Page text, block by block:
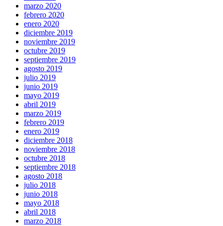
marzo 2020
febrero 2020
enero 2020
diciembre 2019
noviembre 2019
octubre 2019
septiembre 2019
agosto 2019
julio 2019
junio 2019
mayo 2019
abril 2019
marzo 2019
febrero 2019
enero 2019
diciembre 2018
noviembre 2018
octubre 2018
septiembre 2018
agosto 2018
julio 2018
junio 2018
mayo 2018
abril 2018
marzo 2018